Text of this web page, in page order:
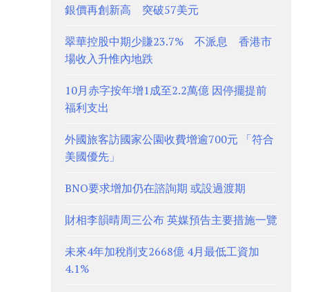
銀價再創新高 突破57美元
翠華控股中期少賺23.7% 不派息 香港市
場收入升惟內地跌
10月赤字按年增1成至2.2萬億 因停擺提前
福利支出
外國旅客訪國家公園收費增逾700元 「符合
美國優先」
BNO要求增加仍在諮詢期 或設過渡期
財相李韻晴周三公布 英媒預告主要措施一覽
未來4年加稅削支2668億 4月最低工資加
4.1%